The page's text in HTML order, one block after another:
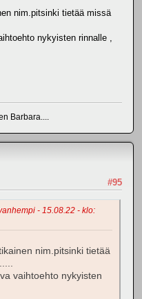
nim.pitsinki tietää missä
nykyisten rinnalle ,
Barbara....
#95
- 15.08.22 - klo:
nim.pitsinki tietää
vaihtoehto nykyisten